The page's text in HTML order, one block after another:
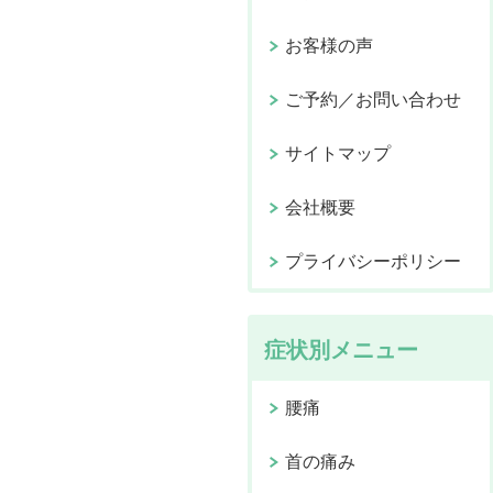
お客様の声
ご予約／お問い合わせ
サイトマップ
会社概要
プライバシーポリシー
症状別メニュー
腰痛
首の痛み